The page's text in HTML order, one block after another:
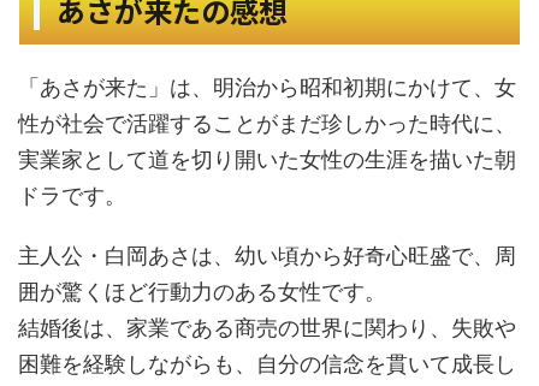
あさが来たの感想
「あさが来た」は、明治から昭和初期にかけて、女
性が社会で活躍することがまだ珍しかった時代に、
実業家として道を切り開いた女性の生涯を描いた朝
ドラです。
主人公・白岡あさは、幼い頃から好奇心旺盛で、周
囲が驚くほど行動力のある女性です。
結婚後は、家業である商売の世界に関わり、失敗や
困難を経験しながらも、自分の信念を貫いて成長し